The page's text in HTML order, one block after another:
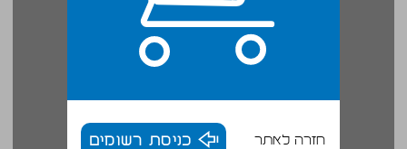
חזרה לאתר כניסת רשומים